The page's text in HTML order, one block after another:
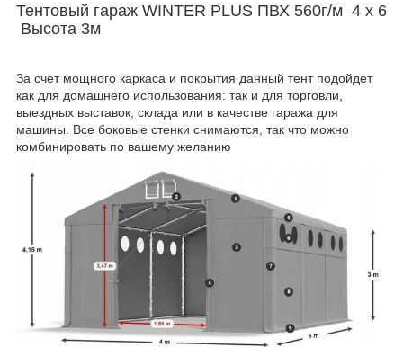
Тентовый гараж WINTER PLUS ПВХ 560г/м 4 x 6
Высота 3м
За счет мощного каркаса и покрытия данный тент подойдет
как для домашнего использования: так и для торговли,
выездных выставок, склада или в качестве гаража для
машины. Все боковые стенки снимаются, так что можно
комбинировать по вашему желанию